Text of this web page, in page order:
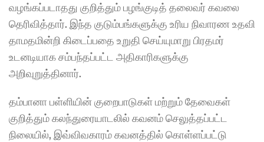
வழங்கப்படாதது குறித்தும் பழங்குடித் தலைவர் கவலை
தெரிவித்தார். இந்த குடும்பங்களுக்கு உரிய நிவாரண உதவி
தாமதமின்றி கிடைப்பதை உறுதி செய்யுமாறு பிரதமர்
உடனடியாக சம்பந்தப்பட்ட அதிகாரிகளுக்கு
அறிவுறுத்தினார்.
தம்பானா பள்ளியின் குறைபாடுகள் மற்றும் தேவைகள்
குறித்தும் கலந்துரையாடலில் கவனம் செலுத்தப்பட்ட
நிலையில், இவ்விவகாரம் கவனத்தில் கொள்ளப்பட்டு